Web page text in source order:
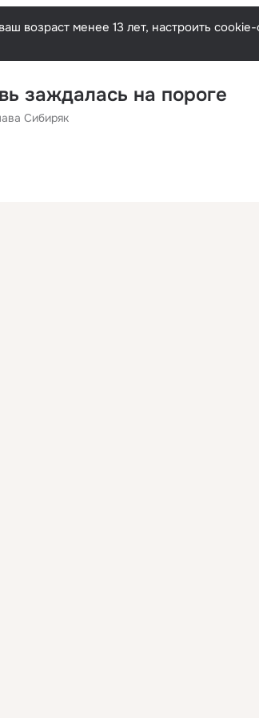
возраст менее 13 лет, настроить
заждалась на пороге
Сибиряк